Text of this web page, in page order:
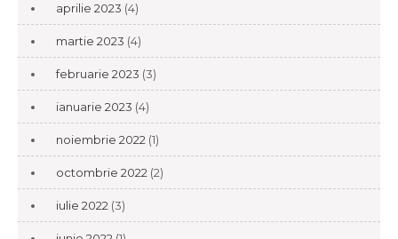
aprilie 2023 (4)
martie 2023 (4)
februarie 2023 (3)
ianuarie 2023 (4)
noiembrie 2022 (1)
octombrie 2022 (2)
iulie 2022 (3)